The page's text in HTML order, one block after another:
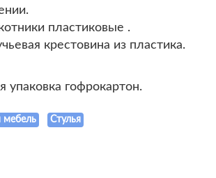
пластиковые .
крестовина из пластика.
упаковка гофрокартон.
мебель Стулья